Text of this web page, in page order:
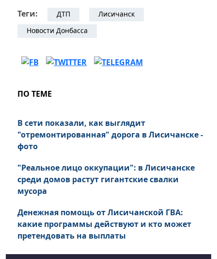
Теги: ДТП
Лисичанск
Новости Донбасса
ПО ТЕМЕ
В сети показали, как выглядит
"отремонтированная" дорога в Лисичанске -
фото
"Реальное лицо оккупации": в Лисичанске
среди домов растут гигантские свалки
мусора
Денежная помощь от Лисичанской ГВА:
какие программы действуют и кто может
претендовать на выплаты